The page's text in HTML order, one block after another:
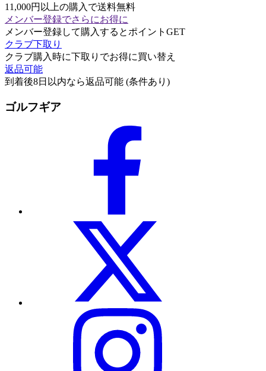
11,000円以上の購入で送料無料
メンバー登録でさらにお得に
メンバー登録して購入するとポイントGET
クラブ下取り
クラブ購入時に下取りでお得に買い替え
返品可能
到着後8日以内なら返品可能 (条件あり)
ゴルフギア